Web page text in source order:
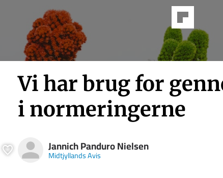
Vi har brug for
i normeringerne
Jannich Panduro Nielsen
Midtjyllands Avis